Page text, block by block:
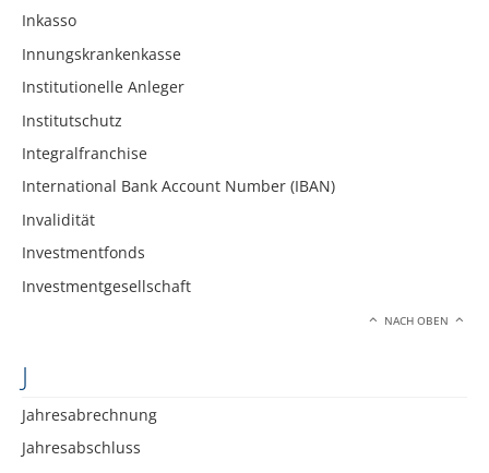
Inkasso
Innungskrankenkasse
Institutionelle Anleger
Institutschutz
Integralfranchise
International Bank Account Number (IBAN)
Invalidität
Investmentfonds
Investmentgesellschaft
NACH OBEN
J
Jahresabrechnung
Jahresabschluss